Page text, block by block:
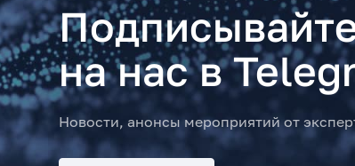
на нас в
Новости, анонсы мероприятий от